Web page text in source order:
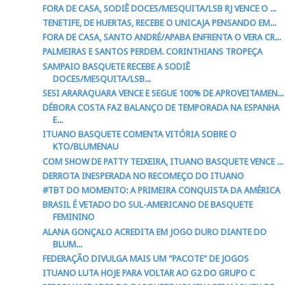
FORA DE CASA, SODIÊ DOCES/MESQUITA/LSB RJ VENCE O ...
TENETIFE, DE HUERTAS, RECEBE O UNICAJA PENSANDO EM...
FORA DE CASA, SANTO ANDRÉ/APABA ENFRENTA O VERA CR...
PALMEIRAS E SANTOS PERDEM. CORINTHIANS TROPEÇA
SAMPAIO BASQUETE RECEBE A SODIÊ
DOCES/MESQUITA/LSB...
SESI ARARAQUARA VENCE E SEGUE 100% DE APROVEITAMEN...
DÉBORA COSTA FAZ BALANÇO DE TEMPORADA NA ESPANHA
E...
ITUANO BASQUETE COMENTA VITÓRIA SOBRE O
KTO/BLUMENAU
COM SHOW DE PATTY TEIXEIRA, ITUANO BASQUETE VENCE ...
DERROTA INESPERADA NO RECOMEÇO DO ITUANO
#TBT DO MOMENTO: A PRIMEIRA CONQUISTA DA AMÉRICA
BRASIL É VETADO DO SUL-AMERICANO DE BASQUETE
FEMININO
ALANA GONÇALO ACREDITA EM JOGO DURO DIANTE DO
BLUM...
FEDERAÇÃO DIVULGA MAIS UM "PACOTE" DE JOGOS
ITUANO LUTA HOJE PARA VOLTAR AO G2 DO GRUPO C